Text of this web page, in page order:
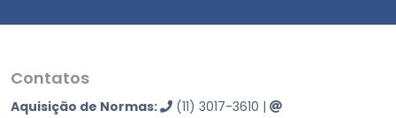
Contatos
Aquisição de Normas: (11) 3017-3610 |